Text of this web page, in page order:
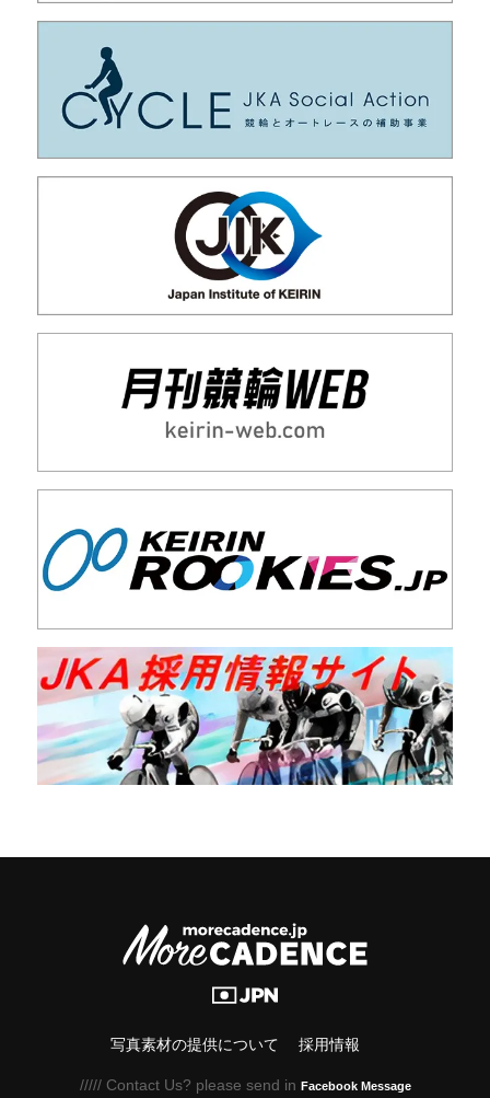
写真素材の提供について 採用情報
///// Contact Us? please send in Facebook Message